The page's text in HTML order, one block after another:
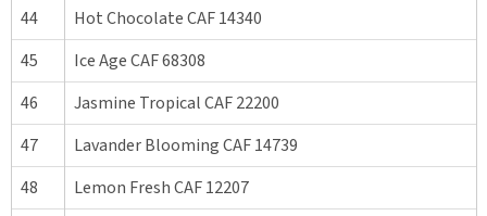
44
Hot Chocolate CAF 14340
45
Ice Age CAF 68308
46
Jasmine Tropical CAF 22200
47
Lavander Blooming CAF 14739
48
Lemon Fresh CAF 12207